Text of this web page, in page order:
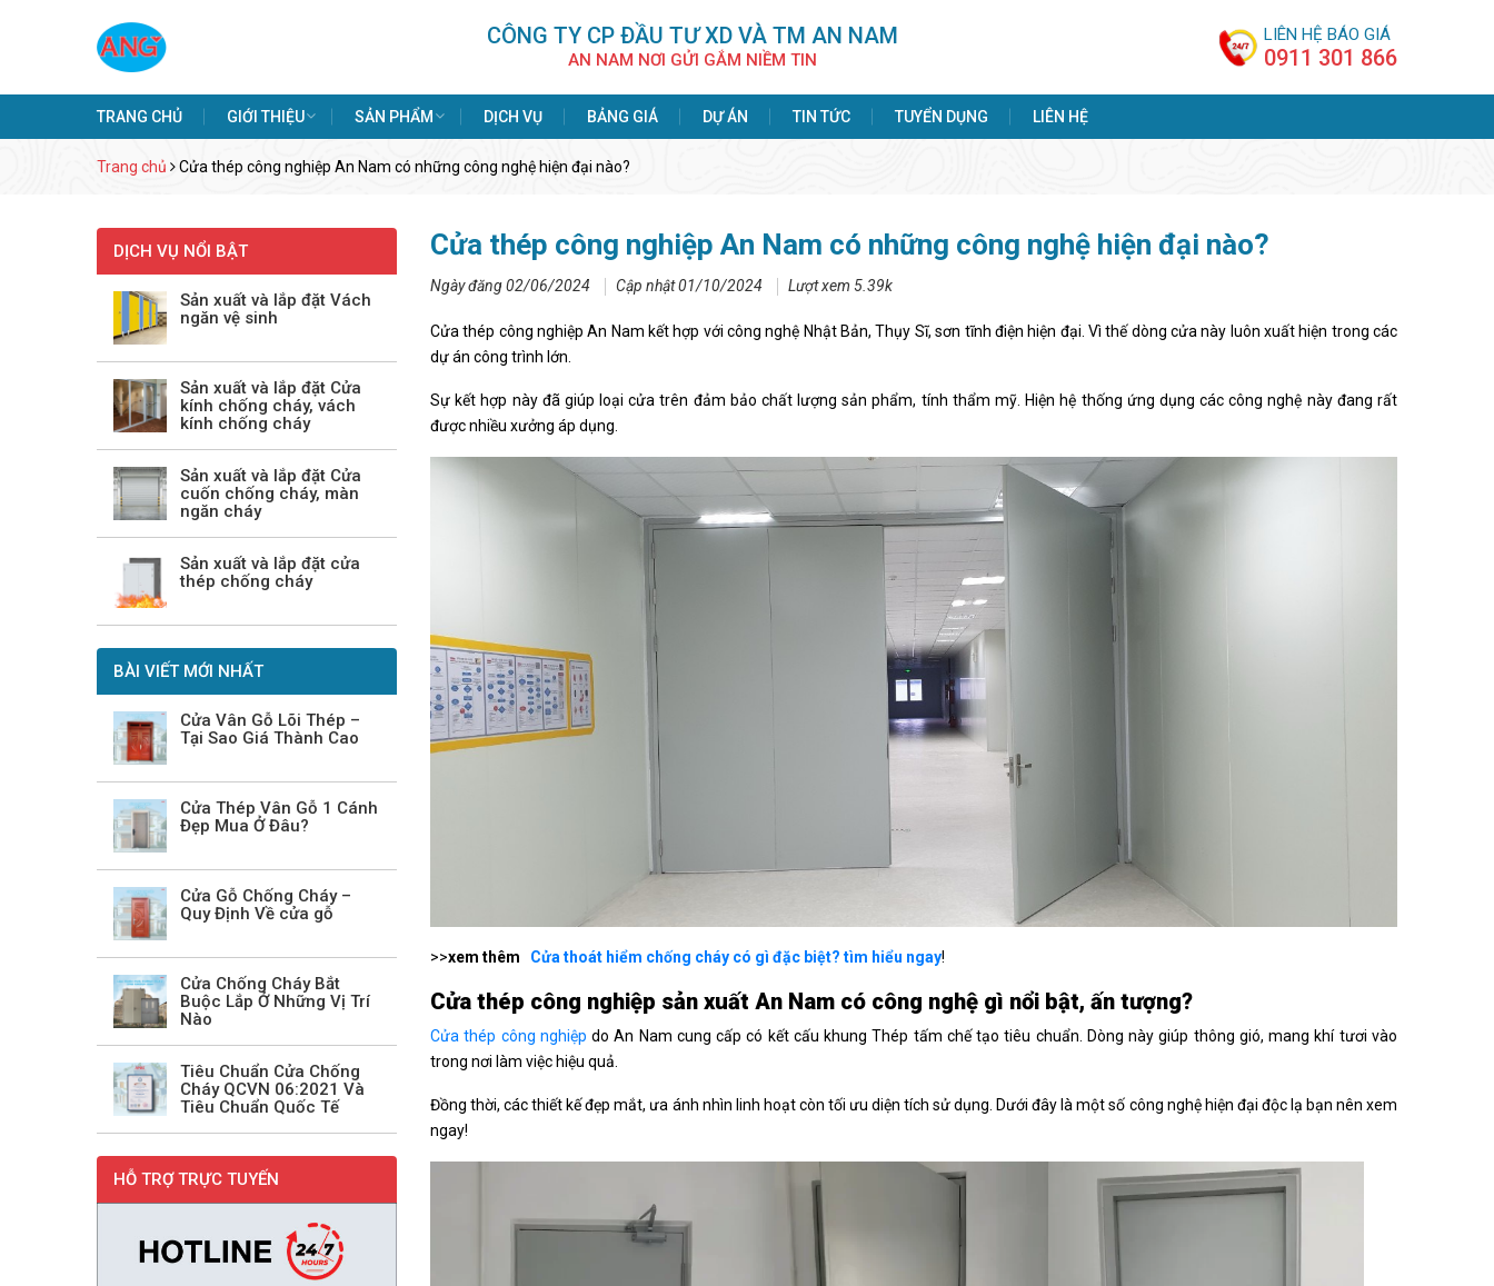
CÔNG TY CP ÐẦU TƯ XD VÀ TM AN NAM
AN NAM NƠI GỬI GẮM NIỀM TIN
LIÊN HỆ BÁO GIÁ
0911 301 866
TRANG CHỦ GIỚI THIỆU SẢN PHẨM DỊCH VỤ BẢNG GIÁ DỰ ÁN TIN TỨC TUYỂN DỤNG LIÊN HỆ
Trang chủ Cửa thép công nghiệp An Nam có những công nghệ hiện đại nào?
DỊCH VỤ NỔI BẬT
Sản xuất và lắp đặt Vách
ngăn vệ sinh
Sản xuất và lắp đặt Cửa
kính chống cháy, vách
kính chống cháy
Sản xuất và lắp đặt Cửa
cuốn chống cháy, màn
ngăn cháy
Sản xuất và lắp đặt cửa
thép chống cháy
BÀI VIẾT MỚI NHẤT
Cửa Vân Gỗ Lõi Thép –
Tại Sao Giá Thành Cao
Cửa Thép Vân Gỗ 1 Cánh
Đẹp Mua Ở Đâu?
Cửa Gỗ Chống Cháy –
Quy Định Về cửa gỗ
Cửa Chống Cháy Bắt
Buộc Lắp Ở Những Vị Trí
Nào
Tiêu Chuẩn Cửa Chống
Cháy QCVN 06:2021 Và
Tiêu Chuẩn Quốc Tế
HỖ TRỢ TRỰC TUYẾN
Cửa thép công nghiệp An Nam có những công nghệ hiện đại nào?
Ngày đăng 02/06/2024 Cập nhật 01/10/2024 Lượt xem 5.39k
Cửa thép công nghiệp An Nam kết hợp với công nghệ Nhật Bản, Thụy Sĩ, sơn tĩnh điện hiện đại. Vì thế dòng cửa này luôn xuất hiện trong các
dự án công trình lớn.
Sự kết hợp này đã giúp loại cửa trên đảm bảo chất lượng sản phẩm, tính thẩm mỹ. Hiện hệ thống ứng dụng các công nghệ này đang rất
được nhiều xưởng áp dụng.
>>xem thêm Cửa thoát hiểm chống cháy có gì đặc biệt? tìm hiểu ngay!
Cửa thép công nghiệp sản xuất An Nam có công nghệ gì nổi bật, ấn tượng?
Cửa thép công nghiệp do An Nam cung cấp có kết cấu khung Thép tấm chế tạo tiêu chuẩn. Dòng này giúp thông gió, mang khí tươi vào
trong nơi làm việc hiệu quả.
Đồng thời, các thiết kế đẹp mắt, ưa ánh nhìn linh hoạt còn tối ưu diện tích sử dụng. Dưới đây là một số công nghệ hiện đại độc lạ bạn nên xem
ngay!